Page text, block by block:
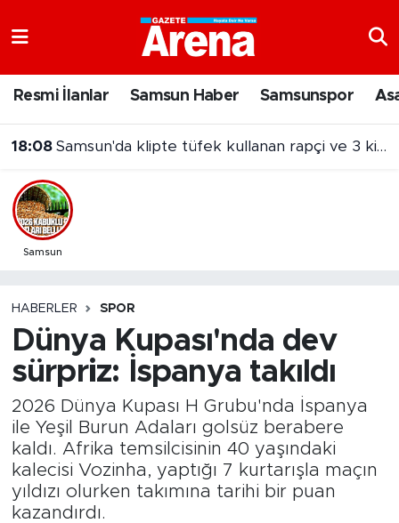
Resmi İlanlar Samsun Haber Samsunspor
18:08 Samsun'da klipte tüfek kullanan rapçi ve 3 kişi serbest bırakıldı
Samsun
HABERLER SPOR
Dünya Kupası'nda dev
sürpriz: İspanya takıldı
2026 Dünya Kupası H Grubu'nda İspanya
ile Yeşil Burun Adaları golsüz berabere
kaldı. Afrika temsilcisinin 40 yaşındaki
kalecisi Vozinha, yaptığı 7 kurtarışla maçın
yıldızı olurken takımına tarihi bir puan
kazandırdı.
Samsun Namaz Vakitleri
Trafik Durumu
Süper Lig Puan Durumu ve Fikstür
Son Dakika Haberleri
Haber Arşivi